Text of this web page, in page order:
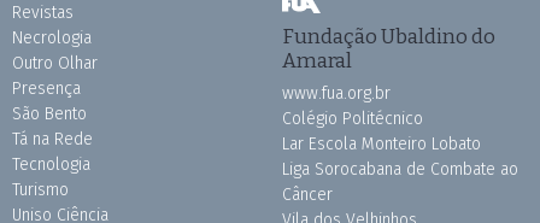
Revistas
Necrologia
Outro Olhar
Presença
São Bento
Tá na Rede
Tecnologia
Turismo
Uniso Ciência
Fundação Ubaldino do
Amaral
www.fua.org.br
Colégio Politécnico
Lar Escola Monteiro Lobato
Liga Sorocabana de Combate ao
Câncer